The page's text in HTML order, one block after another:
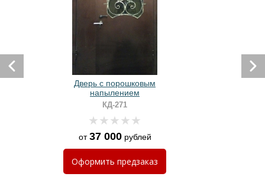
Дверь с порошковым
напылением
КД-271
от37 000рублей
Оформить предзаказ